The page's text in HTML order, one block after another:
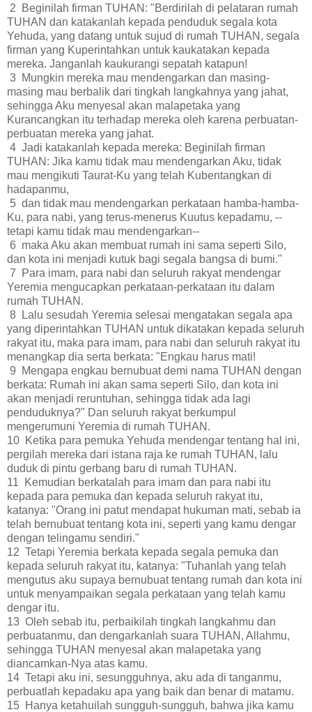
2 Beginilah firman TUHAN: "Berdirilah di pelataran rumah
TUHAN dan katakanlah kepada penduduk segala kota
Yehuda, yang datang untuk sujud di rumah TUHAN, segala
firman yang Kuperintahkan untuk kaukatakan kepada
mereka. Janganlah kaukurangi sepatah katapun!
3 Mungkin mereka mau mendengarkan dan masing-
masing mau berbalik dari tingkah langkahnya yang jahat,
sehingga Aku menyesal akan malapetaka yang
Kurancangkan itu terhadap mereka oleh karena perbuatan-
perbuatan mereka yang jahat.
4 Jadi katakanlah kepada mereka: Beginilah firman
TUHAN: Jika kamu tidak mau mendengarkan Aku, tidak
mau mengikuti Taurat-Ku yang telah Kubentangkan di
hadapanmu,
5 dan tidak mau mendengarkan perkataan hamba-hamba-
Ku, para nabi, yang terus-menerus Kuutus kepadamu, --
tetapi kamu tidak mau mendengarkan--
6 maka Aku akan membuat rumah ini sama seperti Silo,
dan kota ini menjadi kutuk bagi segala bangsa di bumi."
7 Para imam, para nabi dan seluruh rakyat mendengar
Yeremia mengucapkan perkataan-perkataan itu dalam
rumah TUHAN.
8 Lalu sesudah Yeremia selesai mengatakan segala apa
yang diperintahkan TUHAN untuk dikatakan kepada seluruh
rakyat itu, maka para imam, para nabi dan seluruh rakyat itu
menangkap dia serta berkata: "Engkau harus mati!
9 Mengapa engkau bernubuat demi nama TUHAN dengan
berkata: Rumah ini akan sama seperti Silo, dan kota ini
akan menjadi reruntuhan, sehingga tidak ada lagi
penduduknya?" Dan seluruh rakyat berkumpul
mengerumuni Yeremia di rumah TUHAN.
10 Ketika para pemuka Yehuda mendengar tentang hal ini,
pergilah mereka dari istana raja ke rumah TUHAN, lalu
duduk di pintu gerbang baru di rumah TUHAN.
11 Kemudian berkatalah para imam dan para nabi itu
kepada para pemuka dan kepada seluruh rakyat itu,
katanya: "Orang ini patut mendapat hukuman mati, sebab ia
telah bernubuat tentang kota ini, seperti yang kamu dengar
dengan telingamu sendiri."
12 Tetapi Yeremia berkata kepada segala pemuka dan
kepada seluruh rakyat itu, katanya: "Tuhanlah yang telah
mengutus aku supaya bernubuat tentang rumah dan kota ini
untuk menyampaikan segala perkataan yang telah kamu
dengar itu.
13 Oleh sebab itu, perbaikilah tingkah langkahmu dan
perbuatanmu, dan dengarkanlah suara TUHAN, Allahmu,
sehingga TUHAN menyesal akan malapetaka yang
diancamkan-Nya atas kamu.
14 Tetapi aku ini, sesungguhnya, aku ada di tanganmu,
perbuatlah kepadaku apa yang baik dan benar di matamu.
15 Hanya ketahuilah sungguh-sungguh, bahwa jika kamu